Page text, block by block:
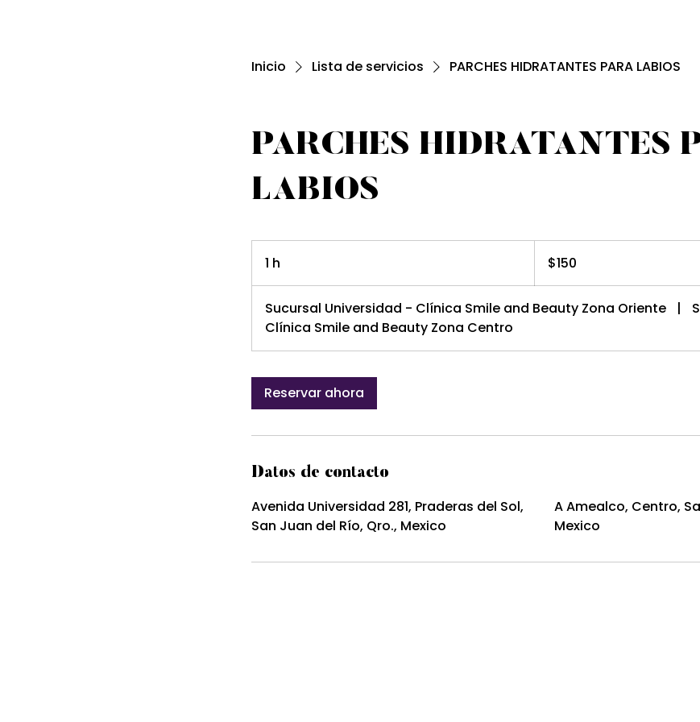
Inicio Lista de servicios PARCHES HIDRATANTES PARA LABIOS
PARCHES HIDRATANTES
LABIOS
1 h
mexicanos
$150
Sucursal Universidad - Clínica Smile and Beauty Zona Oriente |
Clínica Smile and Beauty Zona Centro
Reservar ahora
Datos de contacto
Avenida Universidad 281, Praderas del Sol,
San Juan del Río, Qro., Mexico
A Amealco, Centro,
Mexico